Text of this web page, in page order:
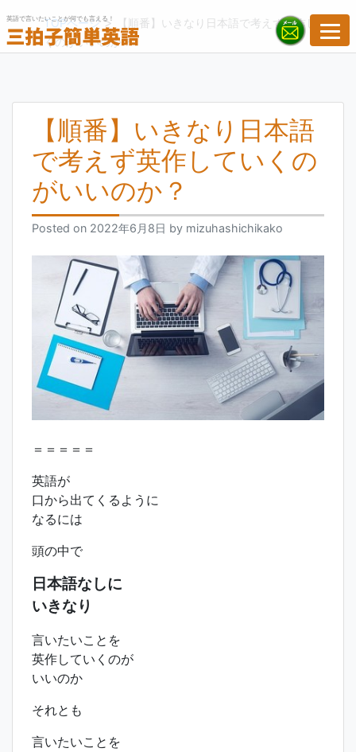
to
content
英語で言いたいことが何でも言える！
TOPページ>
【順番】いきなり日本語で考えず英作してい
くのがいいのか？
【順番】いきなり日本語
で考えず英作していくの
がいいのか？
Posted on 2022年6月8日 by mizuhashichikako
＝＝＝＝＝
英語が
口から出てくるように
なるには
頭の中で
日本語なしに
いきなり
言いたいことを
英作していくのが
いいのか
それとも
言いたいことを